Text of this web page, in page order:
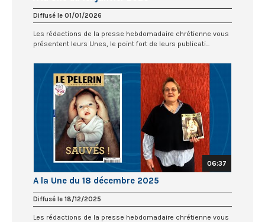
Diffusé le 01/01/2026
Les rédactions de la presse hebdomadaire chrétienne vous
présentent leurs Unes, le point fort de leurs publicati...
06:37
A la Une du 18 décembre 2025
Diffusé le 18/12/2025
Les rédactions de la presse hebdomadaire chrétienne vous